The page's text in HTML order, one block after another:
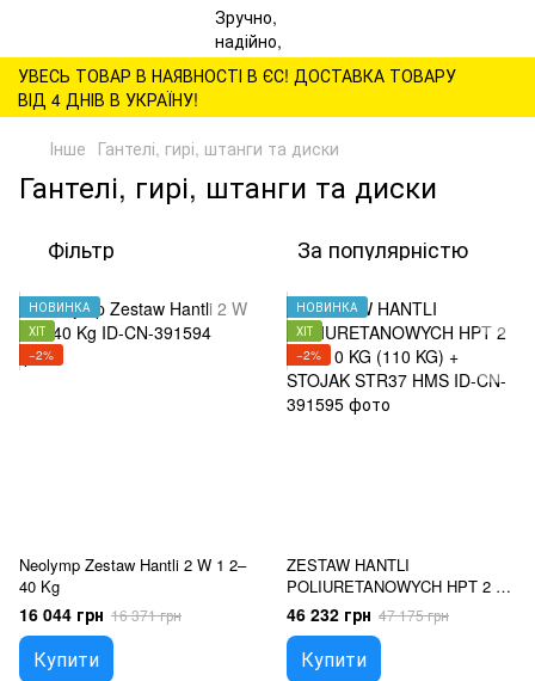
УВЕСЬ ТОВАР В НАЯВНОСТІ В ЄС! ДОСТАВКА ТОВАРУ
ВІД 4 ДНІВ В УКРАЇНУ!
Інше Гантелі, гирі, штанги та диски
Гантелі, гирі, штанги та диски
Фільтр За популярністю
НОВИНКА
ХІТ
−2%
Neolymp Zestaw Hantli 2 W 1 2–
40 Kg
16 044 грн 16 371 грн
Купити
НОВИНКА
ХІТ
−2%
ZESTAW HANTLI
POLIURETANOWYCH HPT 2 x
1 - 10 KG (110 KG) + STOJAK
STR37 HMS
46 232 грн 47 175 грн
Купити